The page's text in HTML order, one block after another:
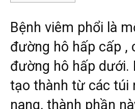
Bệnh viêm phổi là
đường hô hấp cấp ,
đường hô hấp dưới.
tạo thành từ các túi
nang, thành phần